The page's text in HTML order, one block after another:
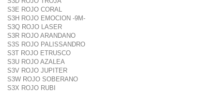
S3E ROJO CORAL
S3H ROJO EMOCION -9M-
S3Q ROJO LASER
S3R ROJO ARANDANO
S3S ROJO PALISSANDRO
S3T ROJO ETRUSCO
S3U ROJO AZALEA
S3V ROJO JUPITER
S3W ROJO SOBERANO
S3X ROJO RUBI